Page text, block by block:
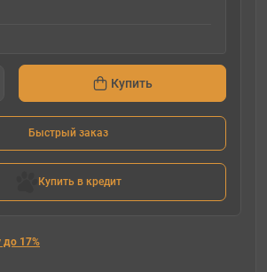
Купить
Быстрый заказ
Купить в кредит
17%